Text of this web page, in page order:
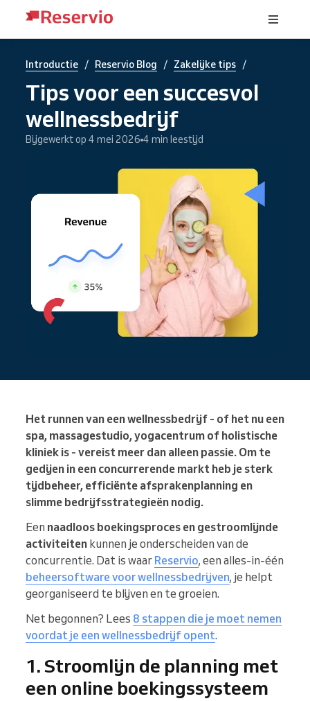
Introductie / Reservio Blog / Zakelijke tips /
Tips voor een succesvol
wellnessbedrijf
Bijgewerkt op 4 mei 2026 4 min leestijd
Het runnen van een wellnessbedrijf - of het nu een
spa, massagestudio, yogacentrum of holistische
kliniek is - vereist meer dan alleen passie. Om te
gedijen in een concurrerende markt heb je sterk
tijdbeheer, efficiënte afsprakenplanning en
slimme bedrijfsstrategieën nodig.
Een naadloos boekingsproces en gestroomlijnde
activiteiten kunnen je onderscheiden van de
concurrentie. Dat is waar Reservio, een alles-in-één
beheersoftware voor wellnessbedrijven, je helpt
georganiseerd te blijven en te groeien.
Net begonnen? Lees 8 stappen die je moet nemen
voordat je een wellnessbedrijf opent.
1. Stroomlijn de planning met
een online boekingssysteem